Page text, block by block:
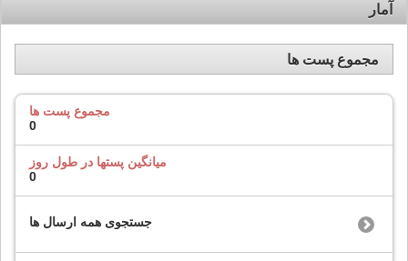
آمار
مجموع پست ها
مجموع پست ها
0
میانگین پستها در طول روز
0
جستجوی همه ارسال ها